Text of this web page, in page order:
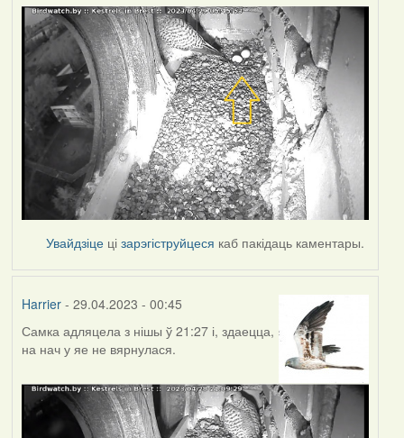
Увайдзіце цізарэгіструйцеся каб пакідаць каментары.
Harrier- 29.04.2023 - 00:45
Самка адляцела з нішы ў 21:27 і, здаецца,
на нач у яе не вярнулася.